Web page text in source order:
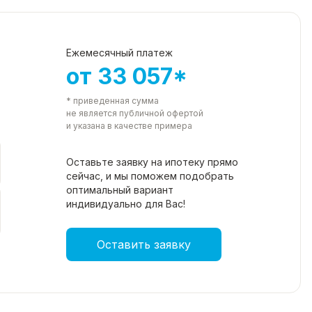
Ежемесячный платеж
от 33 057*
* приведенная сумма
не является публичной офертой
и указана в качестве примера
Оставьте заявку на ипотеку прямо
сейчас, и мы поможем подобрать
оптимальный вариант
индивидуально для Вас!
Оставить заявку